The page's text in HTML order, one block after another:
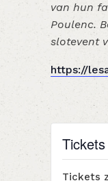
van hun
Poulenc.
slotevent
https://
Tickets
Tickets